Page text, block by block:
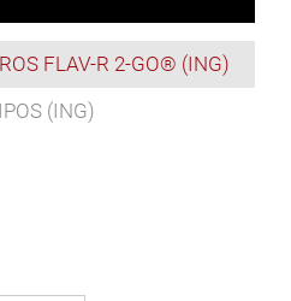
FLAV-R 2-GO® (ING)
(ING)